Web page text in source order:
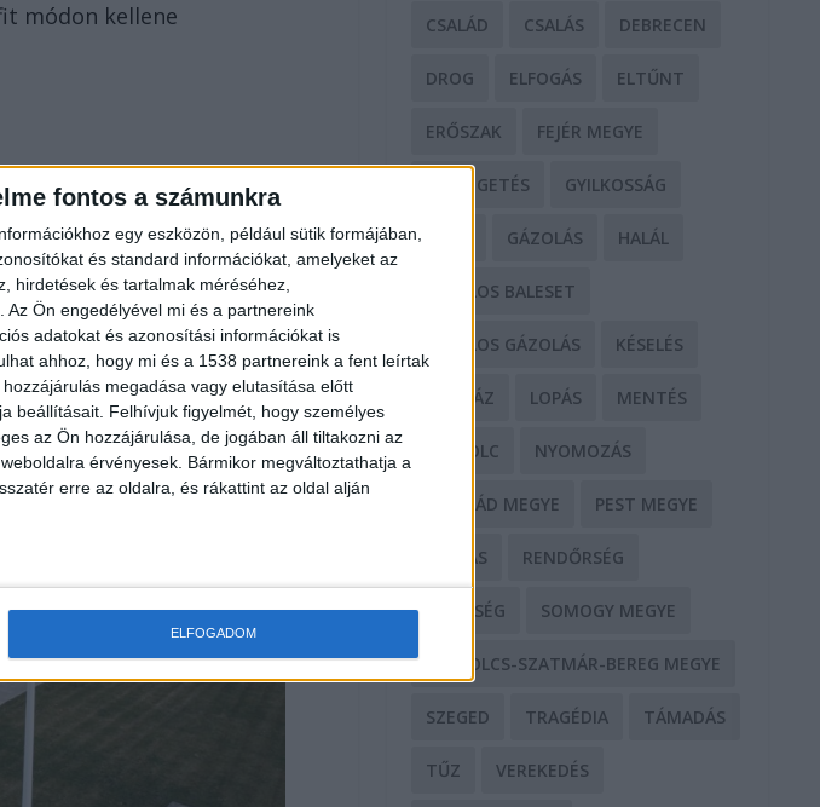
fontos a számunkra
egy eszközön, például sütik formájában,
és standard információkat, amelyeket az
hirdetések és tartalmak méréséhez,
Az Ön engedélyével mi és a partnereink
adatokat és azonosítási információkat is
ahhoz, hogy mi és a 1538 partnereink a fent leírtak
megadása vagy elutasítása előtt
beállításait. Felhívjuk figyelmét, hogy személyes
az Ön hozzájárulása, de jogában áll tiltakozni az
érvényesek. Bármikor megváltoztathatja a
erre az oldalra, és rákattint az oldal alján
ELFOGADOM
módon kellene
CSALÁD CSALÁS DEBRECEN
DROG ELFOGÁS ELTŰNT
ERŐSZAK FEJÉR MEGYE
FENYEGETÉS GYILKOSSÁG
GÁZOLÁS HALÁL
HALÁLOS BALESET
HALÁLOS GÁZOLÁS KÉSELÉS
KÓRHÁZ LOPÁS MENTÉS
MISKOLC NYOMOZÁS
NÓGRÁD MEGYE PEST MEGYE
RABLÁS RENDŐRSÉG
SEGÍTSÉG SOMOGY MEGYE
SZABOLCS-SZATMÁR-BEREG MEGYE
SZEGED TRAGÉDIA TÁMADÁS
TŰZ VEREKEDÉS